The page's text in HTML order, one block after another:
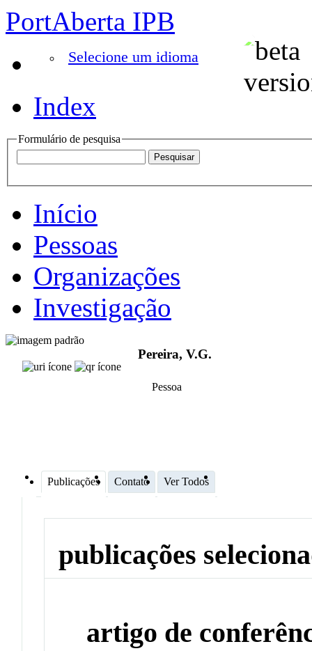
PortAberta IPB
Selecione um idioma
Index
Formulário de pesquisa
Início
Pessoas
Organizações
Investigação
Pereira, V.G.
Pessoa
Publicações Contato Ver Todos
publicações
artigo de